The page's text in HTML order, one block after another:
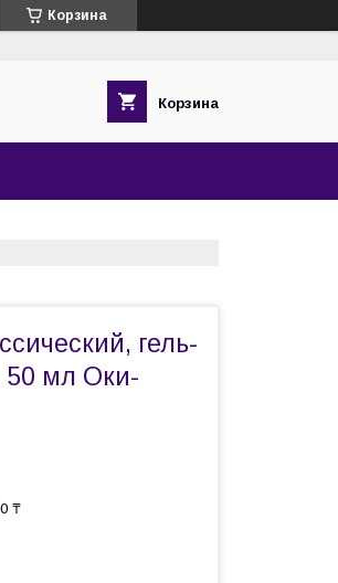
Корзина
Корзина
гель-
50 мл Оки-
₸